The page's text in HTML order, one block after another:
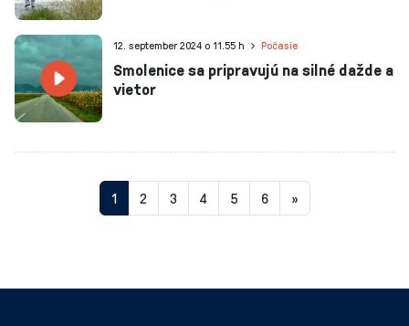
Smolenice sa pripravujú na silné dažde a
vietor
12. september 2024 o 11.55 h Počasie
1Aktuálna
stránka
2 3 4 5 6 »